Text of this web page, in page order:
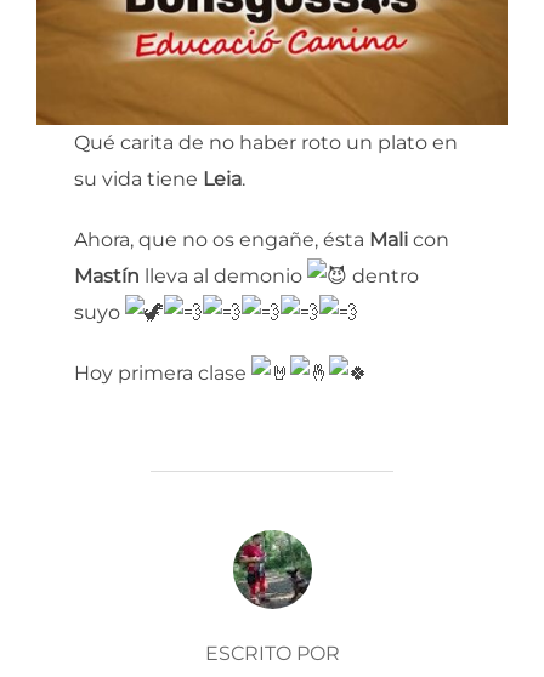
Qué carita de no haber roto un plato en
su vida tiene Leia.
Ahora, que no os engañe, ésta Mali con
Mastín lleva al demonio
dentro
suyo
Hoy primera clase
AUTOR DE LA ENTRADA
ESCRITO POR